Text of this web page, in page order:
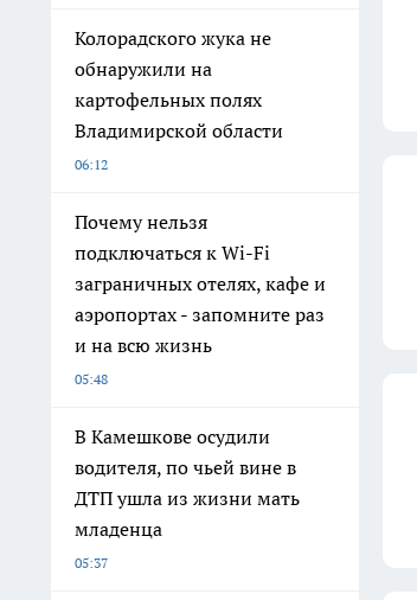
Колорадского жука не
обнаружили на
картофельных полях
Владимирской области
06:12
Почему нельзя
подключаться к Wi-Fi
заграничных отелях, кафе и
аэропортах - запомните раз
и на всю жизнь
05:48
В Камешкове осудили
водителя, по чьей вине в
ДТП ушла из жизни мать
младенца
05:37